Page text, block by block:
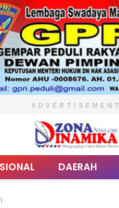
ADVERTISEMENT
DAERAH